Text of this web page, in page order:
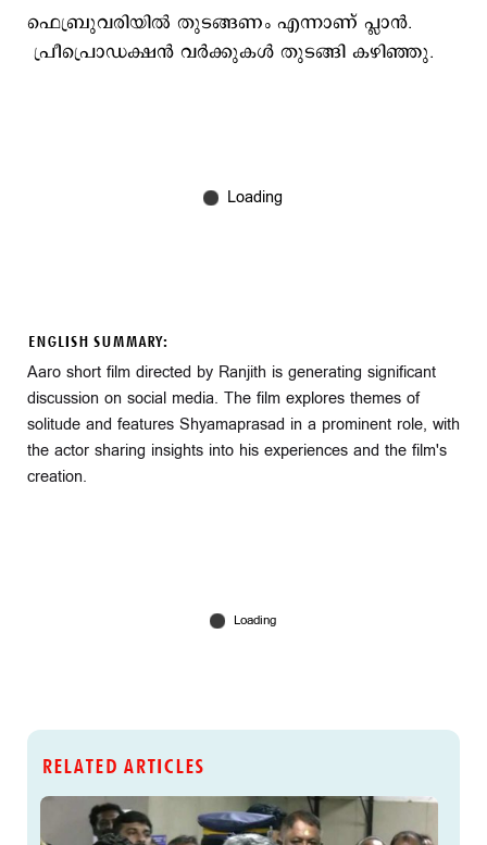
ഫെബ്രുവരിയിൽ തുടങ്ങണം എന്നാണ് പ്ലാൻ.
പ്രീപ്രൊഡക്ഷൻ വർക്കുകൾ തുടങ്ങി കഴിഞ്ഞു.
ENGLISH SUMMARY:
Aaro short film directed by Ranjith is generating significant
discussion on social media. The film explores themes of
solitude and features Shyamaprasad in a prominent role, with
the actor sharing insights into his experiences and the film's
creation.
RELATED ARTICLES